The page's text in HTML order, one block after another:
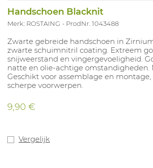
Handschoen Blacknit
Merk: ROSTAING ProdNr. 1043488
Zwarte gebreide handschoen in
zwarte schuimnitril coating. Extreem
snijweerstand en vingergevoeligheid.
natte en olie-achtige omstandigheden.
Geschikt voor assemblage en
scherpe voorwerpen.
9,90 €
Vergelijk